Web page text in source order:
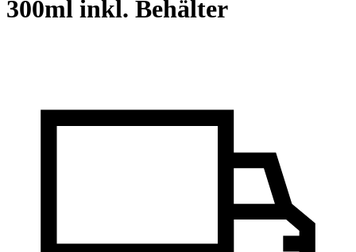
300ml inkl. Be­häl­ter